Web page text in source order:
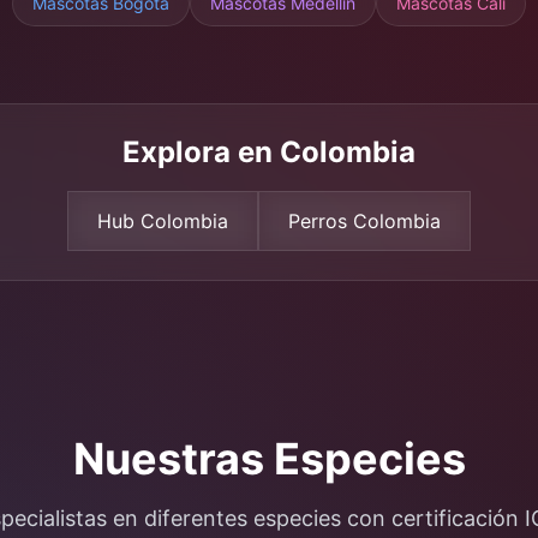
Explora en Colombia
Hub Colombia Perros Colombia
Nuestras Especies
en diferentes especies con certificación